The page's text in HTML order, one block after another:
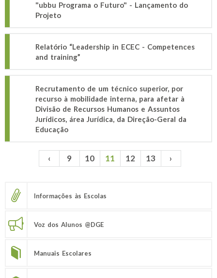
"ubbu Programa o Futuro" - Lançamento do
Projeto
Relatório “Leadership in ECEC - Competences
and training”
Recrutamento de um técnico superior, por
recurso à mobilidade interna, para afetar à
Divisão de Recursos Humanos e Assuntos
Jurídicos, área Jurídica, da Direção-Geral da
Educação
Páginas ‹ 9 10 11 12 13 ›
Informações às Escolas
Voz dos Alunos @DGE
Manuais Escolares